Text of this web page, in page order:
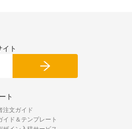
ト
ト
注文ガイド
イド＆テンプレート